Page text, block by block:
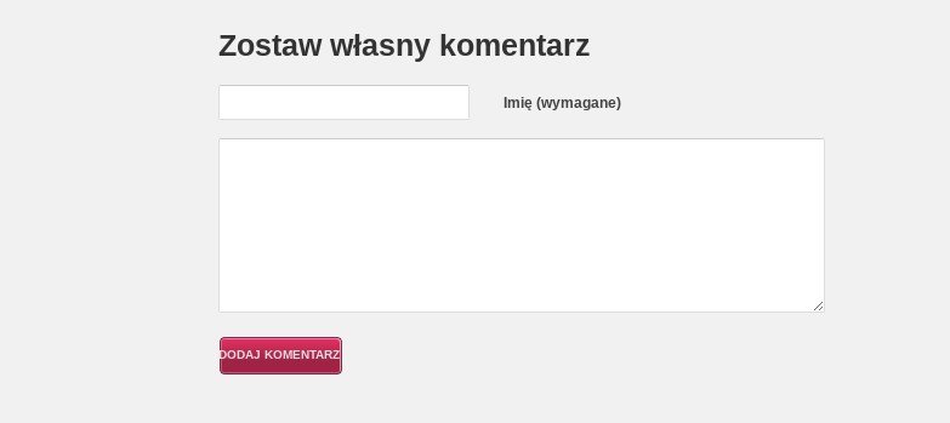
Zostaw własny komentarz
Imię (wymagane)